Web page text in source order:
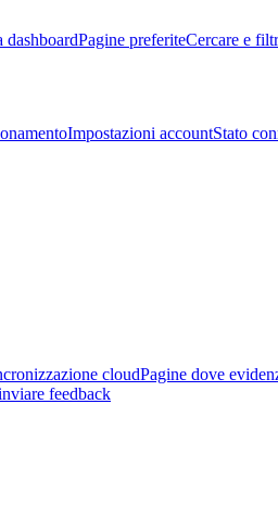
dashboardPagine preferiteCercare e
Impostazioni accountStato
cloudPagine dove
feedback